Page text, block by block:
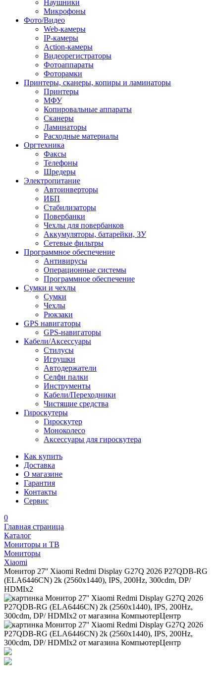
Наушники
Микрофоны
Фото/Видео
Web-камеры
IP-камеры
Action-камеры
Видеорегистраторы
Фотоаппараты
Фоторамки
Принтеры, сканеры, копиры и ламинаторы
Принтеры
МФУ
Копировальные аппараты
Сканеры
Ламинаторы
Расходные материалы
Оргтехника
Факсы
Телефоны
Шредеры
Электропитание
Автоинверторы
ИБП
Стабилизаторы
Повербанки
Чехлы для повербанков
Аккумуляторы, батарейки, ЗУ
Сетевые фильтры
Программное обеспечение
Антивирусы
Операционные системы
Программное обеспечение
Сумки и чехлы
Сумки
Чехлы
Рюкзаки
GPS навигаторы
GPS-навигаторы
Кабели/Аксессуары
Стилусы
Игрушки
Автодержатели
Селфи палки
Инструменты
Кабели/Переходники
Чистящие средства
Гироскутеры
Гироскутер
Моноколесо
Аксессуары для гироскутера
Как купить
Доставка
О магазине
Гарантия
Контакты
Сервис
0
Главная страница
Каталог
Мониторы и ТВ
Мониторы
Xiaomi
Монитор 27'' Xiaomi Redmi Display G27Q 2026 P27QDB-RG
(ELA6446CN) 2k (2560x1440), IPS, 200Hz, 300cdm, DP/
HDMIx2